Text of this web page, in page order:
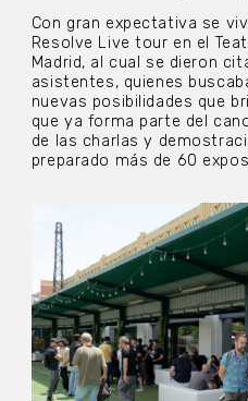
Con gran expectativa se
Resolve Live tour en el
Madrid, al cual se dieron
asistentes, quienes
nuevas posibilidades que
que ya forma parte del
de las charlas y
preparado más de 60